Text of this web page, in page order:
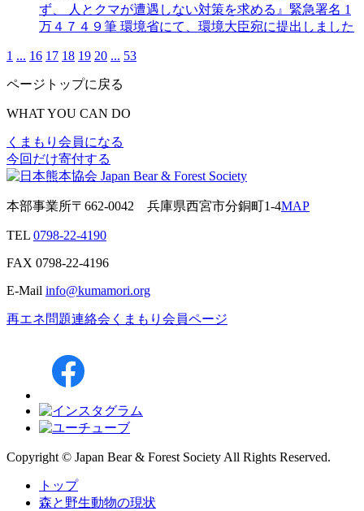
ず、 人とクマが遭遇しない対策を求める』緊急署名 1
万４７４９筆 環境省にて、環境大臣宛に提出しました
1 ... 16 17 18 19 20 ... 53
ページトップに戻る
WHAT YOU CAN DO
くまもり会員になる
今回だけ寄付する
本部事業所〒662-0042 兵庫県西宮市分銅町1-4MAP
TEL 0798-22-4190
FAX 0798-22-4196
E-Mail info@kumamori.org
再エネ問題連絡会 くまもり会員ページ
Copyright © Japan Bear & Forest Society All Rights Reserved.
トップ
森と野生動物の現状